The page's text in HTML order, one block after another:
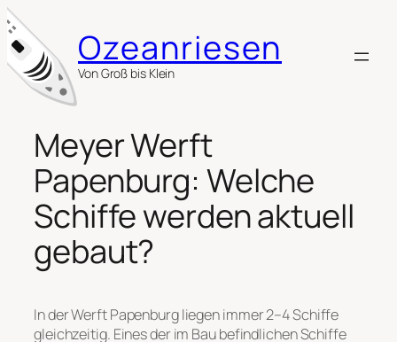
Zum
Inhalt
springen
Ozeanriesen
Von Groß bis Klein
Meyer Werft
Papenburg: Welche
Schiffe werden aktuell
gebaut?
In der Werft Papenburg liegen immer 2–4 Schiffe
gleichzeitig. Eines der im Bau befindlichen Schiffe